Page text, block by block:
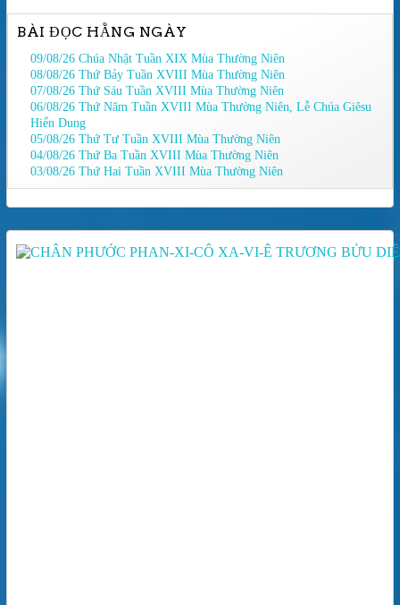
BÀI ĐỌC HẰNG NGÀY
09/08/26 Chúa Nhật Tuần XIX Mùa Thường Niên
08/08/26 Thứ Bảy Tuần XVIII Mùa Thường Niên
07/08/26 Thứ Sáu Tuần XVIII Mùa Thường Niên
06/08/26 Thứ Năm Tuần XVIII Mùa Thường Niên, Lễ Chúa Giêsu
Hiển Dung
05/08/26 Thứ Tư Tuần XVIII Mùa Thường Niên
04/08/26 Thứ Ba Tuần XVIII Mùa Thường Niên
03/08/26 Thứ Hai Tuần XVIII Mùa Thường Niên